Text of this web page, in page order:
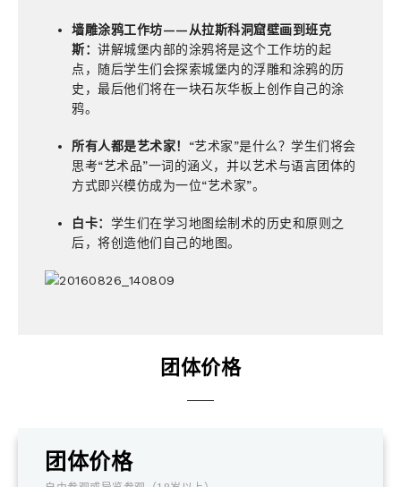
墙雕涂鸦工作坊——从拉斯科洞窟壁画到班克
斯： 讲解城堡内部的涂鸦将是这个工作坊的起
点，随后学生们会探索城堡内的浮雕和涂鸦的历
史，最后他们将在一块石灰华板上创作自己的涂
鸦。
所有人都是艺术家！ “艺术家”是什么？学生们将会
思考“艺术品”一词的涵义，并以艺术与语言团体的
方式即兴模仿成为一位“艺术家”。
白卡： 学生们在学习地图绘制术的历史和原则之
后，将创造他们自己的地图。
团体价格
团体价格